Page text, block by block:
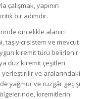
çalışmak, yapının
bir adımdır.
öncelikle alanın
sistem ve mevcut
kiremit türü belirlenir.
düz kiremit çeşitleri
ve aralarındaki
yağmur ve rüzgâr geçişi
kiremitlerin